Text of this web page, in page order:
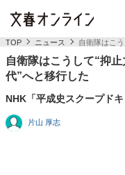
TOP ニュース 自衛隊はこ
自衛隊はこうして“抑
代”へと移行した
NHK「平成史スクープド
片山 厚志